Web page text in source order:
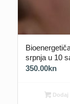
srpnja u 10
350.00kn
Dodaj